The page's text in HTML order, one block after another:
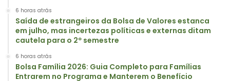
6 horas atrás
Saída de estrangeiros da Bolsa de Valores estanca
em julho, mas incertezas políticas e externas ditam
cautela para o 2º semestre
6 horas atrás
Bolsa Família 2026: Guia Completo para Famílias
Entrarem no Programa e Manterem o Benefício